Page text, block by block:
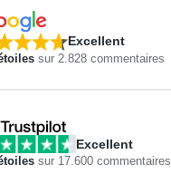
Excellent
sur 2.828 commentaires
Excellent
sur 17.600 commentaires